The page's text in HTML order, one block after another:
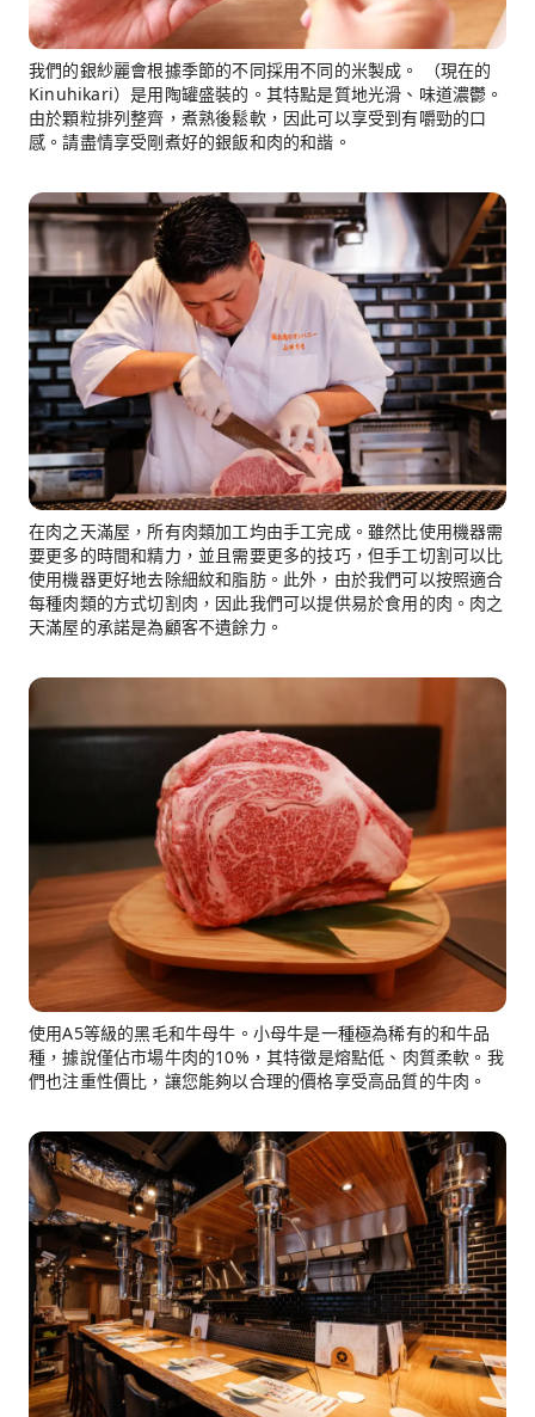
我們的銀紗麗會根據季節的不同採用不同的米製成。 （現在的
Kinuhikari）是用陶罐盛裝的。其特點是質地光滑、味道濃鬱。
由於顆粒排列整齊，煮熟後鬆軟，因此可以享受到有嚼勁的口
感。請盡情享受剛煮好的銀飯和肉的和諧。
在肉之天滿屋，所有肉類加工均由手工完成。雖然比使用機器需
要更多的時間和精力，並且需要更多的技巧，但手工切割可以比
使用機器更好地去除細紋和脂肪。此外，由於我們可以按照適合
每種肉類的方式切割肉，因此我們可以提供易於食用的肉。肉之
天滿屋的承諾是為顧客不遺餘力。
使用A5等級的黑毛和牛母牛。小母牛是一種極為稀有的和牛品
種，據說僅佔市場牛肉的10%，其特徵是熔點低、肉質柔軟。我
們也注重性價比，讓您能夠以合理的價格享受高品質的牛肉。